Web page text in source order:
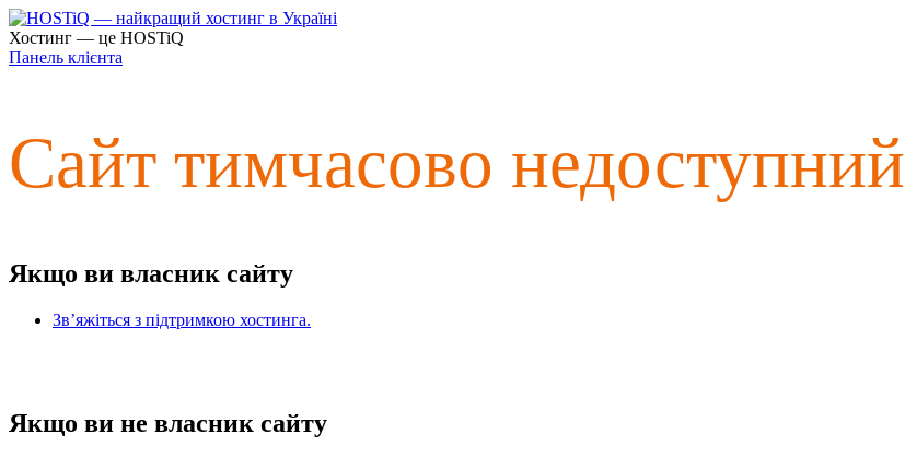
Хостинг — це HOSTiQ
Панель клієнта
Сайт тимчасово недоступний
Якщо ви власник сайту
Зв’яжіться з підтримкою хостинга.
Якщо ви не власник сайту